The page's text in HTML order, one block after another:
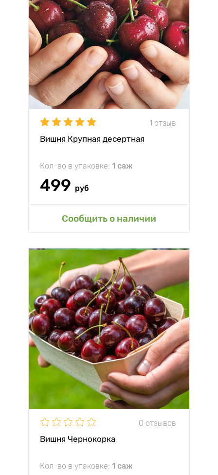
1 отзыв
Вишня Крупная десертная
Кол-во в упаковке: 1 саж
499 руб
Сообщить о наличии
0 отзывов
Вишня Чернокорка
Кол-во в упаковке: 1 саж